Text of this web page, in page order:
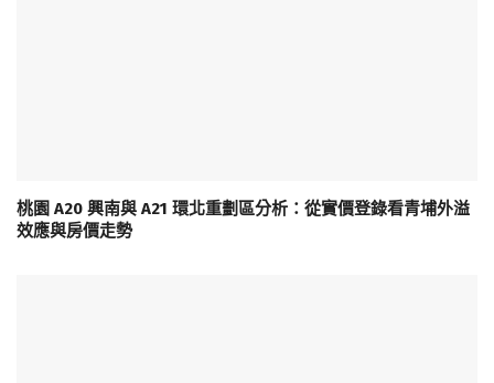
桃園 A20 興南與 A21 環北重劃區分析：從實價登錄看青埔外溢
效應與房價走勢